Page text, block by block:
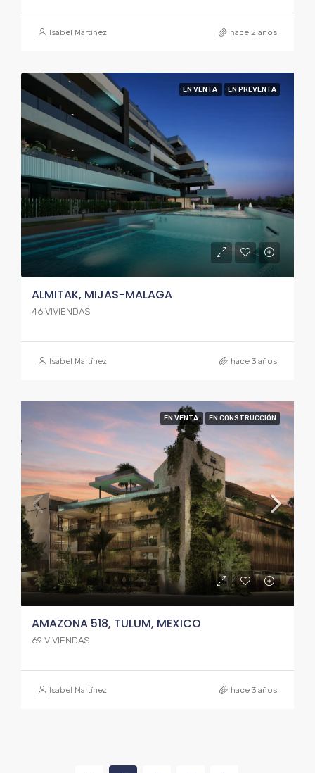
Isabel Martínez hace 2 años
EN VENTA EN PREVENTA
ALMITAK, MIJAS-MALAGA
46 VIVIENDAS
Isabel Martínez hace 3 años
EN VENTA EN CONSTRUCCIÓN
AMAZONA 518, TULUM, MEXICO
69 VIVIENDAS
Isabel Martínez hace 3 años